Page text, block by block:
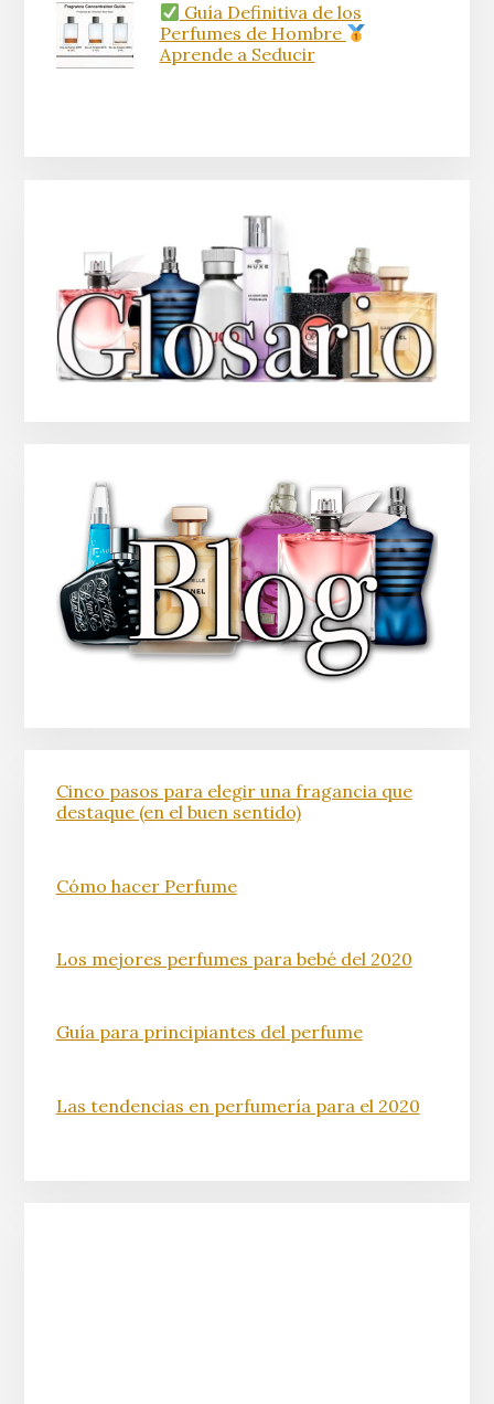
Guía Definitiva de los
Perfumes de Hombre
Aprende a Seducir
Cinco pasos para elegir una fragancia que
destaque (en el buen sentido)
Cómo hacer Perfume
Los mejores perfumes para bebé del 2020
Guía para principiantes del perfume
Las tendencias en perfumería para el 2020